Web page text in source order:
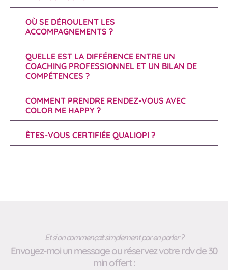
OÙ SE DÉROULENT LES
ACCOMPAGNEMENTS ?
QUELLE EST LA DIFFÉRENCE ENTRE UN
COACHING PROFESSIONNEL ET UN BILAN DE
COMPÉTENCES ?
COMMENT PRENDRE RENDEZ-VOUS AVEC
COLOR ME HAPPY ?
ÊTES-VOUS CERTIFIÉE QUALIOPI ?
Et si on commençait simplement par en parler ?
Envoyez-moi un message ou réservez votre rdv de 30
min offert :